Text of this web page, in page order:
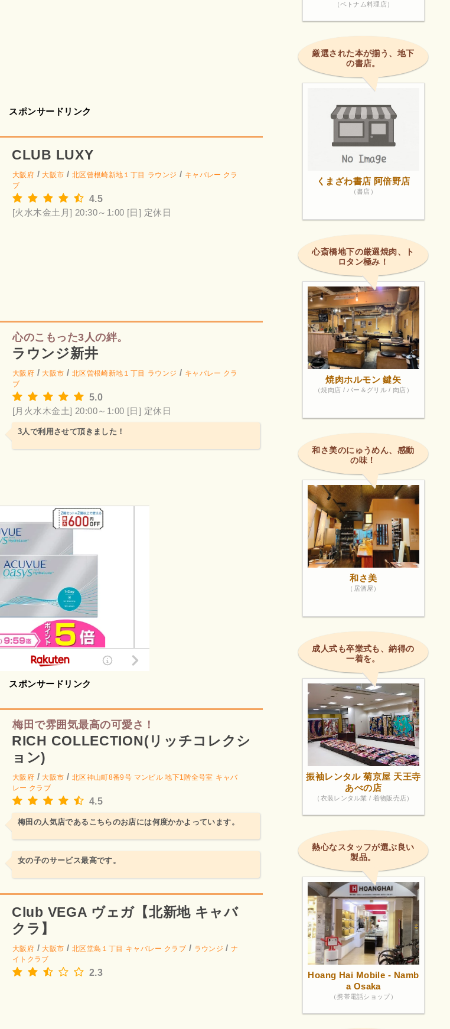
スポンサードリンク
CLUB LUXY
大阪府 / 大阪市 / 北区曾根崎新地１丁目 ラウンジ / キャバレー クラ
ブ
4.5
[火水木金土月] 20:30～1:00 [日] 定休日
心のこもった3人の絆。
ラウンジ新井
大阪府 / 大阪市 / 北区曽根崎新地１丁目 ラウンジ / キャバレー クラ
ブ
5.0
[月火水木金土] 20:00～1:00 [日] 定休日
3人で利用させて頂きました！
スポンサードリンク
梅田で雰囲気最高の可愛さ！
RICH COLLECTION(リッチコレクシ
ョン)
大阪府 / 大阪市 / 北区神山町8番9号 マンビル 地下1階全号室 キャバ
レー クラブ
4.5
梅田の人気店であるこちらのお店には何度かかよっています。
女の子のサービス最高です。
Club VEGA ヴェガ【北新地 キャバ
クラ】
大阪府 / 大阪市 / 北区堂島１丁目 キャバレー クラブ / ラウンジ /ナ
イトクラブ
2.3
（ベトナム料理店）
厳選された本が揃う、地下
の書店。
くまざわ書店 阿倍野店
（書店）
心斎橋地下の厳選焼肉、ト
ロタン極み！
焼肉ホルモン 鍵矢
（焼肉店 / バー＆グリル / 肉店）
和さ美のにゅうめん、感動
の味！
和さ美
（居酒屋）
成人式も卒業式も、納得の
一着を。
振袖レンタル 菊京屋 天王寺
あべの店
（衣装レンタル業 / 着物販売店）
熱心なスタッフが選ぶ良い
製品。
Hoang Hai Mobile - Namb
a Osaka
（携帯電話ショップ）